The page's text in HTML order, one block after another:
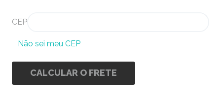
CEP
Não sei meu CEP
CALCULAR O FRETE